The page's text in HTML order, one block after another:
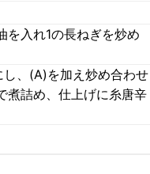
を入れ1の長ねぎを炒め
、(A)を加え炒め合わせ
煮詰め、仕上げに糸唐辛